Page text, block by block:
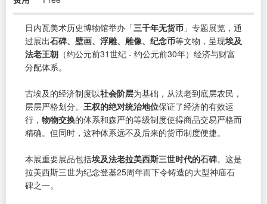
日内瓦美术历史博物馆举办「三千年无货币 」专题展览，通
过展出石碑、壁画、浮雕、雕像、纪念币等文物，呈现埃及
法老王朝 （约公元前31世纪 - 约公元前30年）经济与财富
分配体系。
古埃及的经济制度以社会阶层为基础，从法老到底层农民，
层层严格划分。 王权的绝对统治地位保证了经济的有效运
行， 物物交换的体系和森严的等级制度使得商品交易严格而
精确。但同时，这种体系远不及后来的货币制度便捷。
本展重要展品包括埃及法老拉美西斯三世时代的石碑。这是
拉美西斯三世为纪念登基25周年而下令铸造的大型神庙石
碑之一。